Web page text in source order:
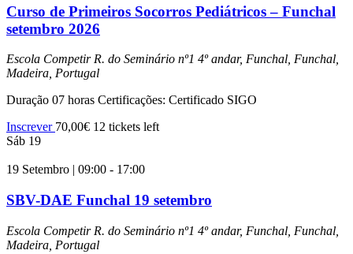
Curso de Primeiros Socorros Pediátricos – Funchal
setembro 2026
Escola Competir R. do Seminário nº1 4º andar, Funchal, Funchal,
Madeira, Portugal
Duração 07 horas Certificações: Certificado SIGO
Inscrever 70,00€ 12 tickets left
Sáb 19
19 Setembro | 09:00 - 17:00
SBV-DAE Funchal 19 setembro
Escola Competir R. do Seminário nº1 4º andar, Funchal, Funchal,
Madeira, Portugal